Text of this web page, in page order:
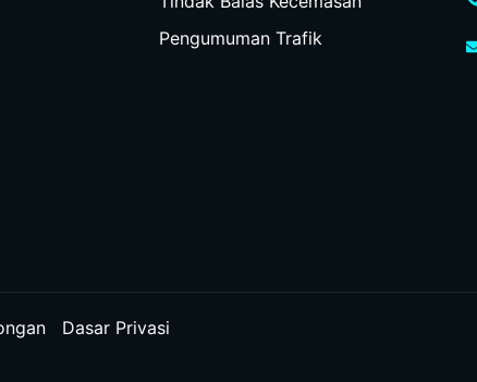
Pengumuman Trafik
Dasar Privasi